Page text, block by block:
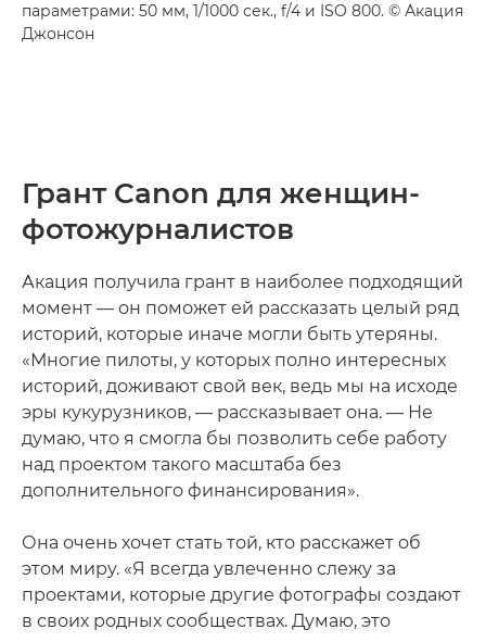
параметрами: 50 мм, 1/1000 сек., f/4 и ISO 800. © Акация
Джонсон
Грант Canon для женщин-
фотожурналистов
Акация получила грант в наиболее подходящий
момент — он поможет ей рассказать целый ряд
историй, которые иначе могли быть утеряны.
«Многие пилоты, у которых полно интересных
историй, доживают свой век, ведь мы на исходе
эры кукурузников, — рассказывает она. — Не
думаю, что я смогла бы позволить себе работу
над проектом такого масштаба без
дополнительного финансирования».
Она очень хочет стать той, кто расскажет об
этом миру. «Я всегда увлеченно слежу за
проектами, которые другие фотографы создают
в своих родных сообществах. Думаю, это